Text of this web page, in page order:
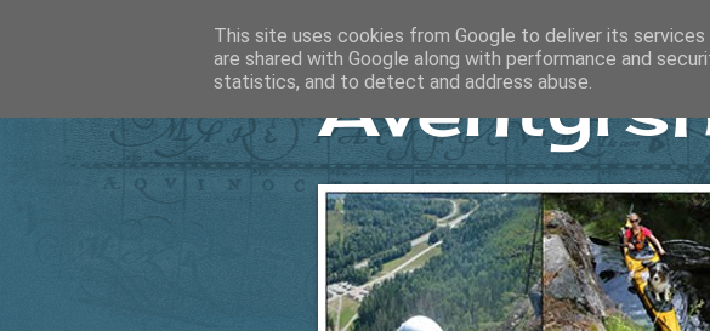
This site uses cookies from Google to deliver its
are shared with Google along with performance and
statistics, and to detect and address abuse.